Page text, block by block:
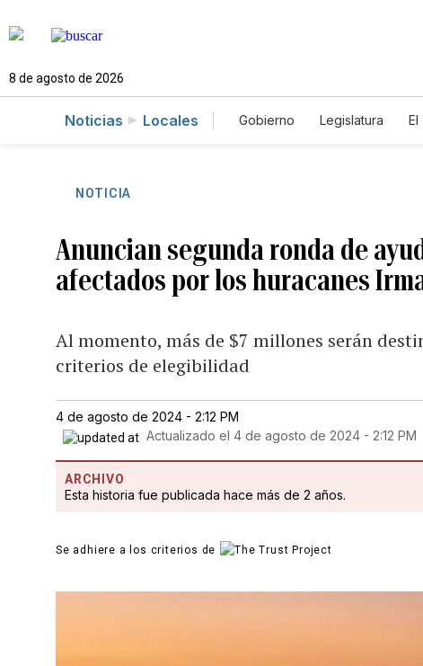
8 de agosto de 2026
Noticias Locales Gobierno Legislatura El
NOTICIA
Anuncian segunda ronda de
afectados por los huracanes
Al momento, más de $7 millones serán
criterios de elegibilidad
4 de agosto de 2024 - 2:12 PM
Actualizado el4 de agosto de 2024 - 2:12 PM
ARCHIVO
Esta historia fue publicada hace más de 2 años.
Se adhiere a los criterios de